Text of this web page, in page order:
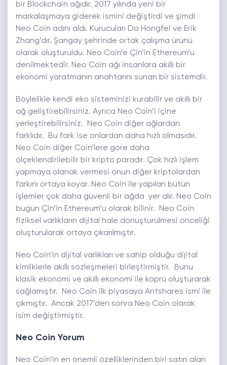
bir Blockchain ağıdır. 2017 yılında yeni bir
markalaşmaya giderek ismini değiştirdi ve şimdi
Neo Coin adını aldı. Kurucuları Da Hongfei ve Erik
Zhang’dır. Şangay şehrinde ortak çalışma ürünü
olarak oluşturuldu. Neo Coin’e Çin’in Ethereum’u
denilmektedir. Neo Coin ağı insanlara akıllı bir
ekonomi yaratmanın anahtarını sunan bir sistemdir.
Böylelikle kendi eko sisteminizi kurabilir ve akıllı bir
ağ geliştirebilirsiniz. Ayrıca Neo Coin’i içine
yerleştirebilirsiniz. Neo Coin diğer ağlardan
farklıdır. Bu fark ise onlardan daha hızlı olmasıdır.
Neo Coin diğer Coin’lere göre daha
ölçeklendirilebilir bir kripto paradır. Çok hızlı işlem
yapmaya olanak vermesi onun diğer kriptolardan
farkını ortaya koyar. Neo Coin ile yapılan bütün
işlemler çok daha güvenli bir ağda yer alır. Neo Coin
bugün Çin’in Ethereum’u olarak bilinir. Neo Coin
fiziksel varlıkların dijital hale dönüştürülmesi önceliği
oluşturularak ortaya çıkarılmıştır.
Neo Coin’in dijital varlıkları ve sahip olduğu dijital
kimliklerle akıllı sözleşmeleri birleştirmiştir. Bunu
klasik ekonomi ve akıllı ekonomi ile köprü oluşturarak
sağlamıştır. Neo Coin ilk piyasaya Antshares ismi ile
çıkmıştır. Ancak 2017’den sonra Neo Coin olarak
isim değiştirmiştir.
Neo Coin Yorum
Neo Coin’in en önemli özelliklerinden biri satın alan